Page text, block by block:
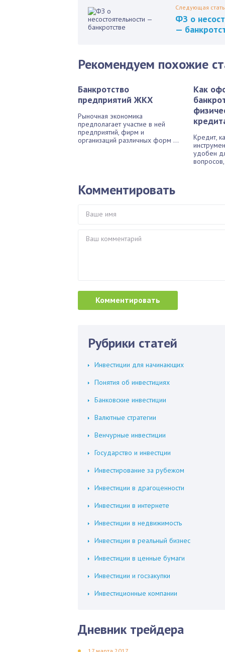
Следующая
ФЗ о
—
Рекомендуем похожие
Банкротство
предприятий ЖКХ
Рыночная экономика
предполагает участие в ней
предприятий, фирм и
организаций различных форм ...
Как
Кредит,
удобен
Комментировать
Рубрики статей
Инвестиции для начинающих
Понятия об инвестициях
Банковские инвестиции
Валютные стратегии
Венчурные инвестиции
Государство и инвестции
Инвестирование за рубежом
Инвестиции в драгоценности
Инвестиции в интернете
Инвестиции в недвижимость
Инвестиции в реальный бизнес
Инвестиции в ценные бумаги
Инвестиции и госзакупки
Инвестиционные компании
Дневник трейдера